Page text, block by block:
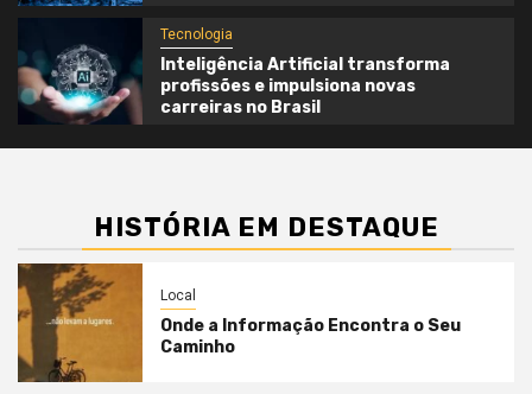
Tecnologia
Inteligência Artificial transforma
profissões e impulsiona novas
carreiras no Brasil
HISTÓRIA EM DESTAQUE
Local
Onde a Informação Encontra o Seu
Caminho